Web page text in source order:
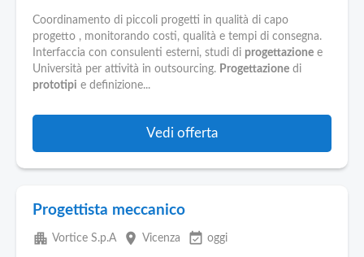
Coordinamento di piccoli progetti in qualità di capo
progetto , monitorando costi, qualità e tempi di consegna.
Interfaccia con consulenti esterni, studi di progettazione e
Università per attività in outsourcing. Progettazione di
prototipi e definizione...
Vedi offerta
Progettista meccanico
apartment Vortice S.p.A place Vicenza event_available oggi